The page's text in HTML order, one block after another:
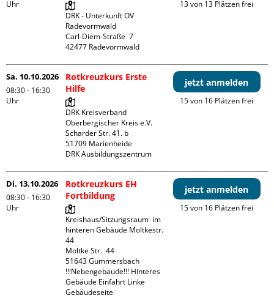
Uhr
DRK - Unterkunft OV
Radevormwald
Carl-Diem-Straße  7
13 von 13 Plätzen frei
Sa. 10.10.2026
08:30 - 16:30
Uhr
Rotkreuzkurs Erste
Hilfe
DRK Kreisverband
Oberbergischer Kreis e.V.
Scharder Str. 41. b
51709 Marienheide
DRK Ausbildungszentrum
jetzt anmelden
15 von 16 Plätzen frei
Di. 13.10.2026
08:30 - 16:30
Uhr
Rotkreuzkurs EH
Fortbildung
Kreishaus/Sitzungsraum  im
hinteren Gebäude Moltkestr.
44
Moltke Str.  44
51643 Gummersbach
!!!Nebengebäude!!! Hinteres
Gebäude Einfahrt Linke
Gebäudeseite
jetzt anmelden
15 von 16 Plätzen frei